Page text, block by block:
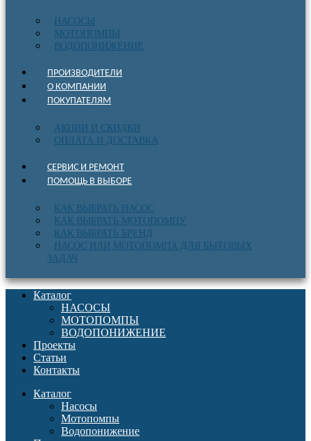
НАСОСЫ
МОТОПОМПЫ
ВОДОПОНИЖЕНИЕ
ПРОИЗВОДИТЕЛИ
О КОМПАНИИ
ПОКУПАТЕЛЯМ
АКЦИИ И СКИДКИ
ОПЛАТА И ДОСТАВКА
СЕРВИС И РЕМОНТ
ПОМОЩЬ В ВЫБОРЕ
КАК ВЫБРАТЬ НАСОС
КАК ВЫБРАТЬ МОТОПОМПУ
КАК ВЫБРАТЬ БРЕНД
НАСОС ИЛИ МОТОПОМПА ДЛЯ БЫТОВЫХ
ЗАДАЧ
Каталог
НАСОСЫ
МОТОПОМПЫ
ВОДОПОНИЖЕНИЕ
Проекты
Статьи
Контакты
Каталог
Насосы
Мотопомпы
Водопонижение